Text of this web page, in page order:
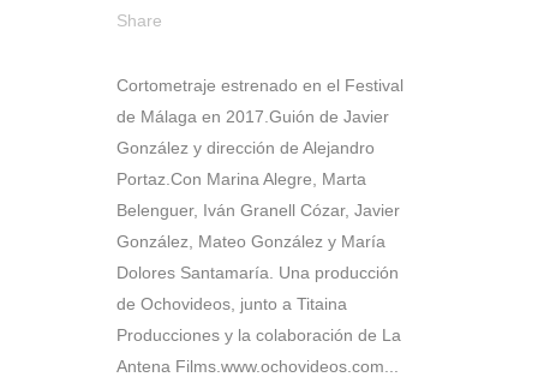
Share
Cortometraje estrenado en el Festival
de Málaga en 2017.Guión de Javier
González y dirección de Alejandro
Portaz.Con Marina Alegre, Marta
Belenguer, Iván Granell Cózar, Javier
González, Mateo González y María
Dolores Santamaría. Una producción
de Ochovideos, junto a Titaina
Producciones y la colaboración de La
Antena Films.www.ochovideos.com...